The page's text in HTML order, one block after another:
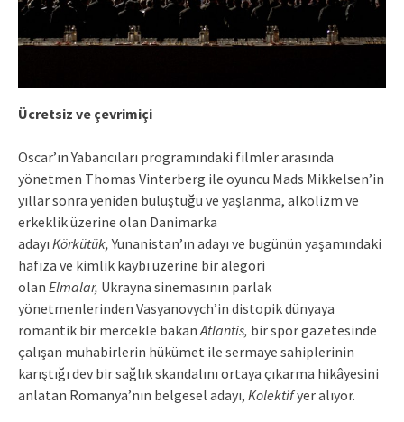
Ücretsiz ve çevrimiçi
Oscar’ın Yabancıları programındaki filmler arasında
yönetmen Thomas Vinterberg ile oyuncu Mads Mikkelsen’in
yıllar sonra yeniden buluştuğu ve yaşlanma, alkolizm ve
erkeklik üzerine olan Danimarka
adayı Körkütük,Yunanistan’ın adayı ve bugünün yaşamındaki
hafıza ve kimlik kaybı üzerine bir alegori
olan Elmalar, Ukrayna sinemasının parlak
yönetmenlerinden Vasyanovych’in distopik dünyaya
romantik bir mercekle bakanAtlantis, bir spor gazetesinde
çalışan muhabirlerin hükümet ile sermaye sahiplerinin
karıştığı dev bir sağlık skandalını ortaya çıkarma hikâyesini
anlatan Romanya’nın belgesel adayı, Kolektifyer alıyor.